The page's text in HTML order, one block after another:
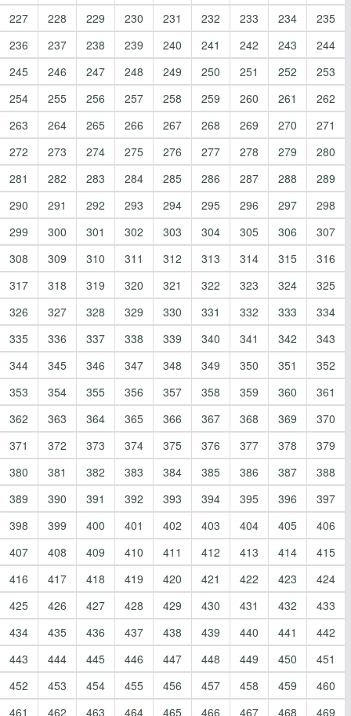
227
228 229 230 231 232 233 234
235
236
237 238 239 240 241 242 243
244
245
246 247 248 249 250 251 252
253
254
255 256 257 258 259 260 261
262
263
264 265 266 267 268 269 270
271
272
273 274 275 276 277 278 279
280
281
282 283 284 285 286 287 288
289
290
291 292 293 294 295 296 297
298
299
300 301 302 303 304 305 306
307
308
309 310 311 312 313 314 315
316
317
318 319 320 321 322 323 324
325
326
327 328 329 330 331 332 333
334
335
336 337 338 339 340 341 342
343
344
345 346 347 348 349 350 351
352
353
354 355 356 357 358 359 360
361
362
363 364 365 366 367 368 369
370
371
372 373 374 375 376 377 378
379
380
381 382 383 384 385 386 387
388
389
390 391 392 393 394 395 396
397
398
399 400 401 402 403 404 405
406
407
408 409 410 411 412 413 414
415
416
417 418 419 420 421 422 423
424
425
426 427 428 429 430 431 432
433
434
435 436 437 438 439 440 441
442
443
444 445 446 447 448 449 450
451
452
453 454 455 456 457 458 459
460
461
462 463 464 465 466 467 468 469